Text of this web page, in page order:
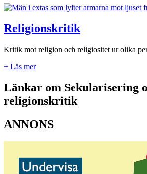
Religionskritik
Kritik mot religion och religiositet ur olika
+ Läs mer
Länkar om Sekularisering
religionskritik
ANNONS